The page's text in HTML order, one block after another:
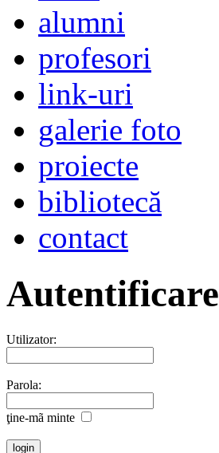
alumni
profesori
link-uri
galerie foto
proiecte
bibliotecă
contact
Autentificare
Utilizator:
Parola:
ţine-mã minte